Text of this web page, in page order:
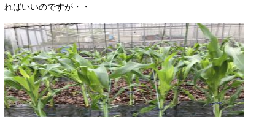
ればいいのですが・・